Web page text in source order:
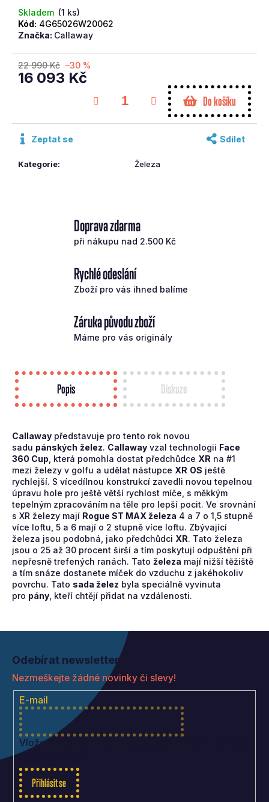
Skladem (1 ks)
Kód: 4G65026W20062
Značka: Callaway
22 990 Kč –30 %
16 093 Kč
Do košíku
Kategorie: Železa
Zeptat se Sdílet
Doprava zdarma
při nákupu nad 2.500 Kč
Rychlé odeslání
Zboží pro vás ihned balíme
Záruka původu zboží
Máme pro vás originály
Popis Diskuze
Callaway představuje pro tento rok novou
sadu pánských želez. Callaway vzal technologii Face
360 ​​Cup , která pomohla dostat předchůdce XR na #1
mezi železy v golfu a udělat nástupce XR OS ještě
rychlejší. S vícedílnou konstrukcí zavedli novou tepelnou
úpravu hole pro ještě větší rychlost míče, s měkkým
tepelným zpracováním na těle pro lepší pocit. Ve srovnání
s XR železy mají Rogue ST MAX železa 4 a 7 o 1,5 stupně
více loftu, 5 a 6 mají o 2 stupně více loftu. Zbývající
železa jsou podobná, jako předchůdci XR. Tato železa
jsou o 25 až 30 procent širší a tím poskytují odpuštění při
nepřesně trefených ranách. Tato železa mají nižší těžiště
a tím snáze dostanete míček do vzduchu z jakéhokoliv
povrchu. Tato sada želez byla speciálně vyvinuta
pro pány , kteří chtějí přidat na vzdálenosti.
WEDGE
KING
MIM
SILVER
STEEL
56/10
Kč
Odebírat newsletter
Nezmeškejte žádné novinky či slevy!
E-mail
Vložením e-mailu souhlasíte s
osobních údajů
Přihlásit se